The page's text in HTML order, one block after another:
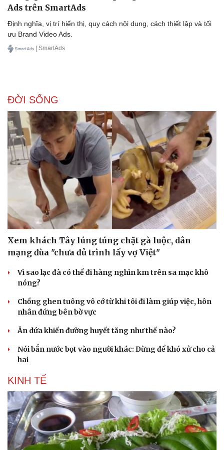
Ads trên SmartAds
Định nghĩa, vị trí hiển thị, quy cách nội dung, cách thiết lập và tối
ưu Brand Video Ads.
| SmartAds
ĐỜI SỐNG
Xem khách Tây lúng túng chặt gà luộc, dân
mạng đùa "chưa đủ trình lấy vợ Việt"
Vì sao lạc đà có thể đi hàng nghìn km trên sa mạc khô
nóng?
Chồng ghen tuông vô cớ từ khi tôi đi làm giúp việc, hôn
nhân đứng bên bờ vực
Ăn dứa khiến đường huyết tăng như thế nào?
Nói bắn nước bọt vào người khác: Đừng để khó xử cho cả
hai
KINH TẾ